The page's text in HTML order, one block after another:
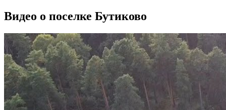
Видео о поселке Бутиково